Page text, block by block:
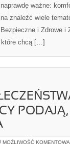
ważne:
znaleźć wiele
i Zdrowe i
które chcą […]
MOŻLIWOŚĆ